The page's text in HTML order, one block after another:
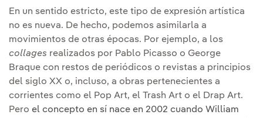
En un sentido estricto, este tipo de expresión artística
no es nueva. De hecho, podemos asimilarla a
movimientos de otras épocas. Por ejemplo, a los
collages realizados por Pablo Picasso o George
Braque con restos de periódicos o revistas a principios
del siglo XX o, incluso, a obras pertenecientes a
corrientes como el Pop Art, el Trash Art o el Drap Art.
Pero el concepto en sí nace en 2002 cuando William